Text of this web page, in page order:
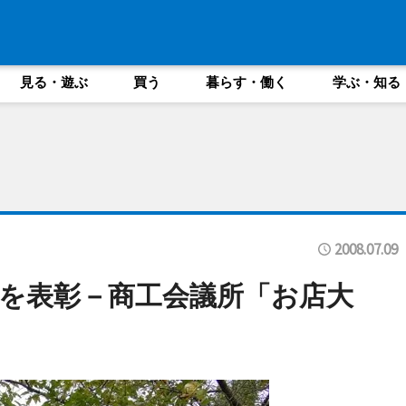
見る・遊ぶ 買う 暮らす・働く 学ぶ・知る
2008.07.09
表彰－商工会議所「お店大